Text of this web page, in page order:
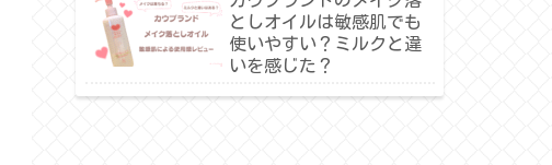
としオイルは敏感肌でも
使いやすい？ミルクと違
いを感じた？